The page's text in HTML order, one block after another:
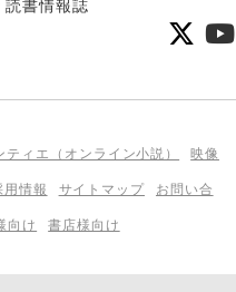
読書情報誌
ティエ（オンライン小説） 映像
用情報 サイトマップ お問い合
向け 書店様向け